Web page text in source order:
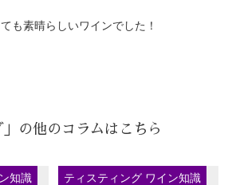
も素晴らしいワインでした！
」の他のコラムはこちら
知識 ティスティング ワイン知識